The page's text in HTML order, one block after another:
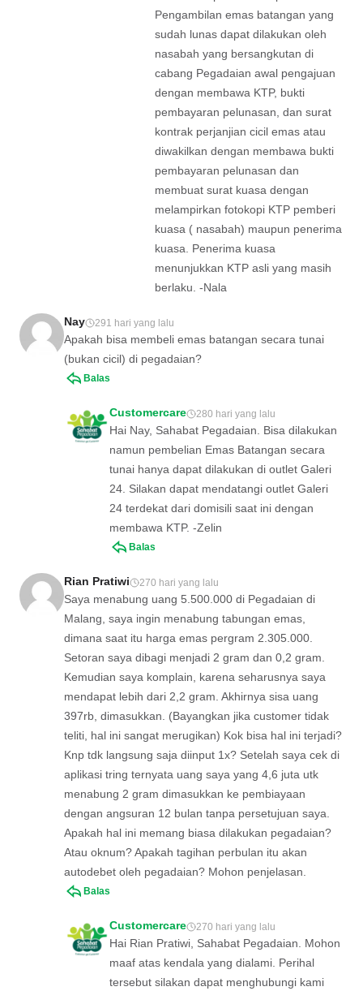
Pengambilan emas batangan yang
sudah lunas dapat dilakukan oleh
nasabah yang bersangkutan di
cabang Pegadaian awal pengajuan
dengan membawa KTP, bukti
pembayaran pelunasan, dan surat
kontrak perjanjian cicil emas atau
diwakilkan dengan membawa bukti
pembayaran pelunasan dan
membuat surat kuasa dengan
melampirkan fotokopi KTP pemberi
kuasa ( nasabah) maupun penerima
kuasa. Penerima kuasa
menunjukkan KTP asli yang masih
berlaku. -Nala
Nay 291 hari yang lalu
Apakah bisa membeli emas batangan secara tunai
(bukan cicil) di pegadaian?
Balas
Customercare 280 hari yang lalu
Hai Nay, Sahabat Pegadaian. Bisa dilakukan
namun pembelian Emas Batangan secara
tunai hanya dapat dilakukan di outlet Galeri
24. Silakan dapat mendatangi outlet Galeri
24 terdekat dari domisili saat ini dengan
membawa KTP. -Zelin
Balas
Rian Pratiwi 270 hari yang lalu
Saya menabung uang 5.500.000 di Pegadaian di
Malang, saya ingin menabung tabungan emas,
dimana saat itu harga emas pergram 2.305.000.
Setoran saya dibagi menjadi 2 gram dan 0,2 gram.
Kemudian saya komplain, karena seharusnya saya
mendapat lebih dari 2,2 gram. Akhirnya sisa uang
397rb, dimasukkan. (Bayangkan jika customer tidak
teliti, hal ini sangat merugikan) Kok bisa hal ini terjadi?
Knp tdk langsung saja diinput 1x? Setelah saya cek di
aplikasi tring ternyata uang saya yang 4,6 juta utk
menabung 2 gram dimasukkan ke pembiayaan
dengan angsuran 12 bulan tanpa persetujuan saya.
Apakah hal ini memang biasa dilakukan pegadaian?
Atau oknum? Apakah tagihan perbulan itu akan
autodebet oleh pegadaian? Mohon penjelasan.
Balas
Customercare 270 hari yang lalu
Hai Rian Pratiwi, Sahabat Pegadaian. Mohon
maaf atas kendala yang dialami. Perihal
tersebut silakan dapat menghubungi kami